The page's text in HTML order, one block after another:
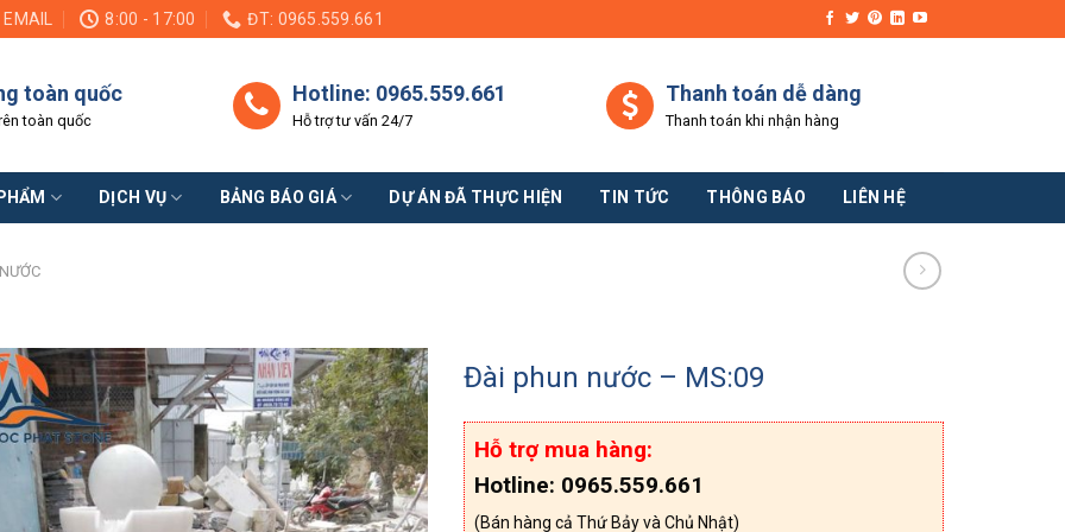
EMAIL 8:00 - 17:00 ĐT: 0965.559.661
toàn quốc
toàn quốc
Hotline: 0965.559.661
Hỗ trợ tư vấn 24/7
Thanh toán dễ dàng
Thanh toán khi nhận hàng
DỊCH VỤ BẢNG BÁO GIÁ DỰ ÁN ĐÃ THỰC HIỆN TIN TỨC THÔNG BÁO LIÊN HỆ
Đài phun nước – MS:09
Hỗ trợ mua hàng:
Hotline: 0965.559.661
(Bán hàng cả Thứ Bảy và Chủ Nhật)